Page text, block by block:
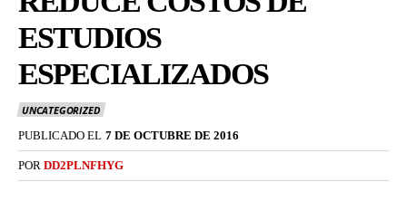
ESTUDIOS
ESPECIALIZADOS
UNCATEGORIZED
PUBLICADO EL 7 DE OCTUBRE DE 2016
POR DD2PLNFHYG